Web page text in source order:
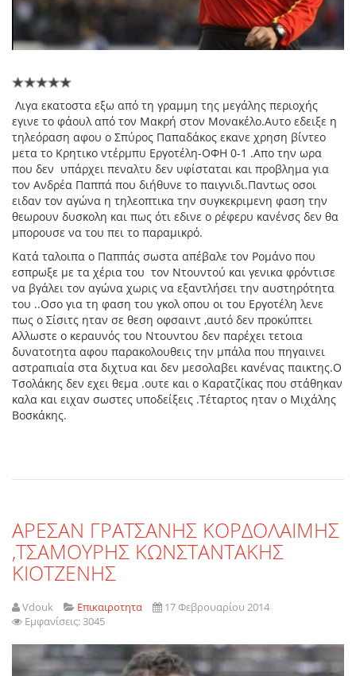
Λιγα εκατοστα εξω από τη γραμμη της μεγάλης περιοχής
εγινε το φάουλ από τον Μακρή στον Μονακέλο.Αυτο εδειξε η
τηλεόραση αφου ο Σπύρος Παπαδάκος εκανε χρηση βίντεο
μετα το Κρητικο ντέρμπυ Εργοτέλη-ΟΦΗ 0-1 .Απο την ωρα
που δεν υπάρχει πεναλτυ δεν υφίσταται και προβλημα για
τον Ανδρέα Παππά που διήθυνε το παιγνιδι.Παντως οσοι
ειδαν τον αγώνα η τηλεοπτικα την συγκεκριμενη φαση την
θεωρουν δυσκολη και πως ότι εδινε ο ρέφερυ κανένσς δεν θα
μπορουσε να του πει το παραμικρό.
Κατά ταλοιπα ο Παππάς σωστα απέβαλε τον Ρομάνο που
εσπρωξε με τα χέρια του τον Ντουντού και γενικα φρόντισε
να βγάλει τον αγώνα χωρις να εξαντλήσει την αυστηρότητα
του ..Οσο για τη φαση του γκολ οπου οι του Εργοτέλη λενε
πως ο Σίσιτς ηταν σε θεση οφσαιντ ,αυτό δεν προκύπτει
Αλλωστε ο κεραυνός του Ντουντου δεν παρέχει τετοια
δυνατοτητα αφου παρακολουθεις την μπάλα που πηγαινει
αστραπιαία στα διχτυα και δεν μεσολαβει κανένας παικτης.Ο
Τσολάκης δεν εχει θεμα .ουτε και ο Καρατζίκας που στάθηκαν
καλα και ειχαν σωστες υποδείξεις .Τέταρτος ηταν ο Μιχάλης
Βοσκάκης.
ΑΡΕΣΑΝ ΓΡΑΤΣΑΝΗΣ ΚΟΡΔΟΛΑΙΜΗΣ
,ΤΣΑΜΟΥΡΗΣ ΚΩΝΣΤΑΝΤΑΚΗΣ
ΚΙΟΤΖΕΝΗΣ
Vdouk Επικαιροτητα
17 Φεβρουαρίου 2014
Εμφανίσεις: 3045